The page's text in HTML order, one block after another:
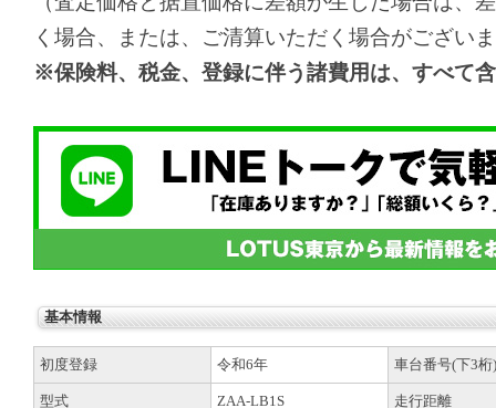
く場合、または、ご清算いただく場合がござい
※保険料、税金、登録に伴う諸費用は、すべて
基本情報
初度登録 令和6年 車台番号(下3桁)
型式 ZAA-LB1S 走行距離